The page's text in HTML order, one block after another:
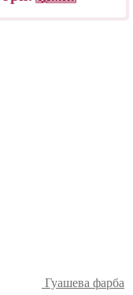
Гуашева фарба